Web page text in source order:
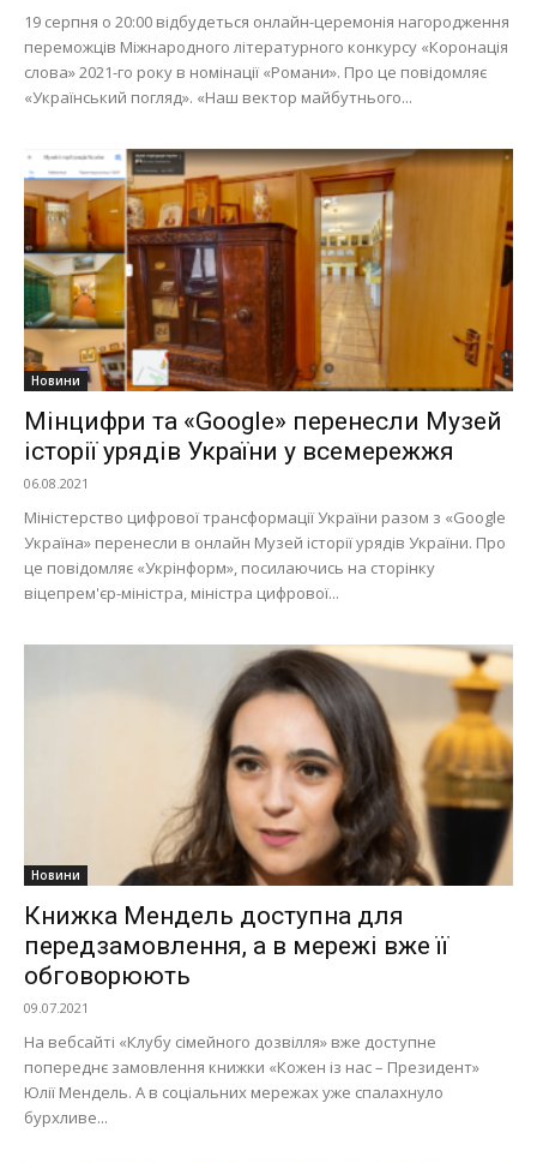
19 серпня о 20:00 відбудеться онлайн-церемонія нагородження
переможців Міжнародного літературного конкурсу «Коронація
слова» 2021-го року в номінації «Романи». Про це повідомляє
«Український погляд». «Наш вектор майбутнього...
Новини
Мінцифри та «Google» перенесли Музей
історії урядів України у всемережжя
06.08.2021
Міністерство цифрової трансформації України разом з «Google
Україна» перенесли в онлайн Музей історії урядів України. Про
це повідомляє «Укрінформ», посилаючись на сторінку
віцепрем'єр-міністра, міністра цифрової...
Новини
Книжка Мендель доступна для
передзамовлення, а в мережі вже її
обговорюють
09.07.2021
На вебсайті «Клубу сімейного дозвілля» вже доступне
попереднє замовлення книжки «Кожен із нас – Президент»
Юлії Мендель. А в соціальних мережах уже спалахнуло
бурхливе...